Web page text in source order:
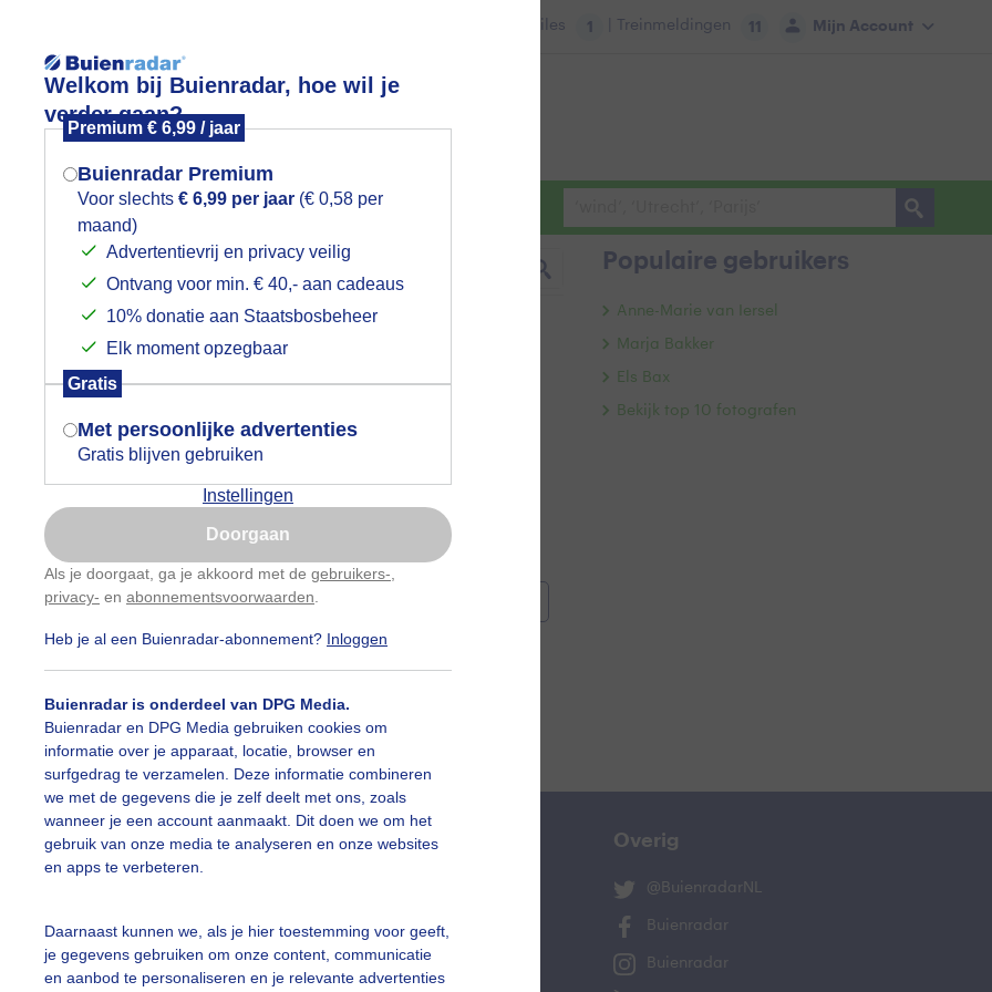
Welkom bij Buienradar, hoe wil je
verder gaan?
Premium € 6,99 / jaar
Buienradar Premium
Voor slechts € 6,99 per jaar (€ 0,58 per
maand)
Advertentievrij en privacy veilig
Ontvang voor min. € 40,- aan cadeaus
10% donatie aan Staatsbosbeheer
Elk moment opzegbaar
Gratis
Met persoonlijke advertenties
Gratis blijven gebruiken
Instellingen
Doorgaan
Als je doorgaat, ga je akkoord met de gebruikers-
privacy- en abonnementsvoorwaarden
Heb je al een Buienradar-abonnement? Inloggen
Buienradar is onderdeel van DPG Media.
Buienradar en DPG Media gebruiken cookies om
informatie over je apparaat, locatie, browser en
surfgedrag te verzamelen. Deze informatie combineren
we met de gegevens die je zelf deelt met ons, zoals
wanneer je een account aanmaakt. Dit doen we om het
gebruik van onze media te analyseren en onze websites
en apps te verbeteren.
Daarnaast kunnen we, als je hier toestemming voor geeft,
je gegevens gebruiken om onze content, communicatie
en aanbod te personaliseren en je relevante advertenties
Mijn Account
Files 1 | Treinmeldingen 11
Foto en video Weerzine
slideshow
Een moment geduld aub...
#bewolking #bewolkt
#fietser #fietsers #grondmist
#kinderen #kiters #kurkdroog
#maan #mist
#opklaringen #paraplu
#sproeien #stapelwolkjes
alle categorieën
Populaire gebruikers
Anne-Marie van Iersel
Marja Bakker
Els Bax
Bekijk top 10 fotografen
vragen
Mijn weer Overig
@BuienradarNL
Buienradar
Buienradar
Mogen we je locatie gebruiken voor
het weer?
Indien je hier nog geen akkoord op hebt
gegeven, verschijnt er zo een pop-up uit
je browser waarin deze toestemming
gevraagd wordt.
Is goed, toon de popup
Nu niet, misschien later
Gebruik je Safari en wil je niet elke dag deze pop-up
Klikhierom dit aan te passen